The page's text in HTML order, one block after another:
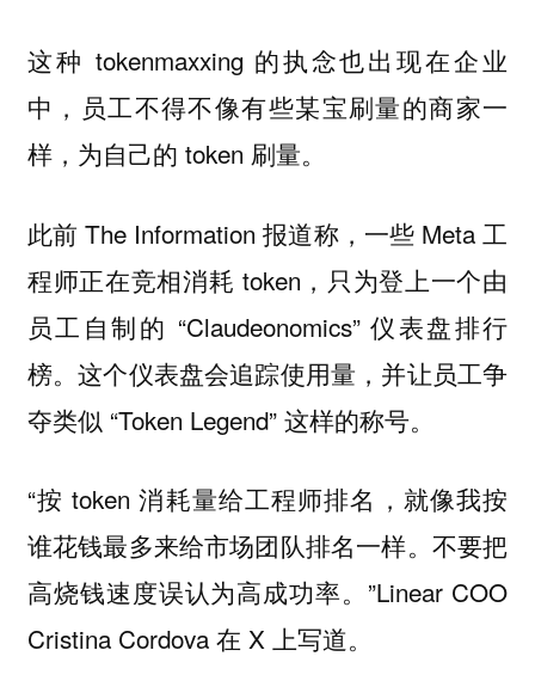
这种 tokenmaxxing 的执念也出现在企业
中，员工不得不像有些某宝刷量的商家一
样，为自己的 token 刷量。
此前 The Information 报道称，一些 Meta 工
程师正在竞相消耗 token，只为登上一个由
员工自制的 “Claudeonomics” 仪表盘排行
榜。这个仪表盘会追踪使用量，并让员工争
夺类似 “Token Legend” 这样的称号。
“按 token 消耗量给工程师排名，就像我按
谁花钱最多来给市场团队排名一样。不要把
高烧钱速度误认为高成功率。”Linear COO
Cristina Cordova 在 X 上写道。